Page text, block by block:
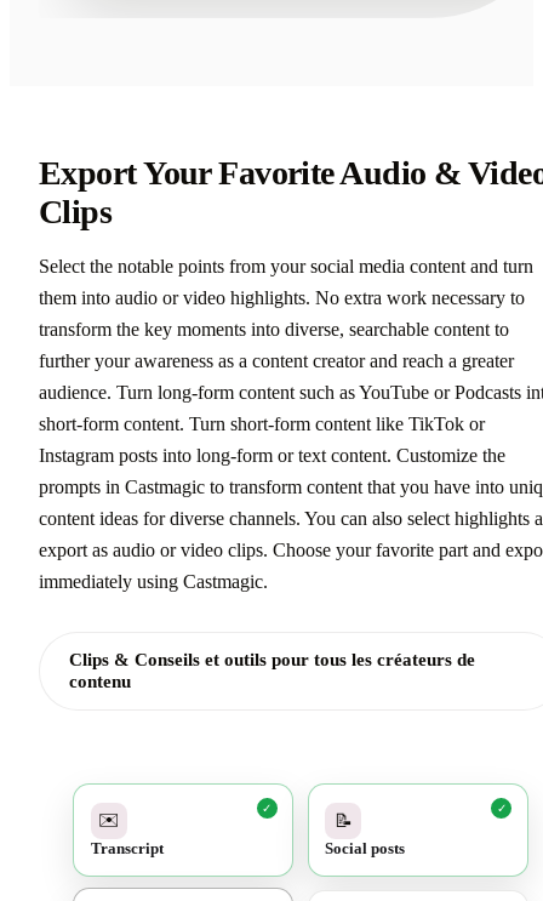
Export Your Favorite Audio &
Clips
Select the notable points from your social media content and turn
them into audio or video highlights. No extra work necessary to
transform the key moments into diverse, searchable content to
further your awareness as a content creator and reach a greater
audience. Turn long-form content such as YouTube or Podcasts
short-form content. Turn short-form content like TikTok or
Instagram posts into long-form or text content. Customize the
prompts in Castmagic to transform content that you have into
content ideas for diverse channels. You can also select highlights
export as audio or video clips. Choose your favorite part and
immediately using Castmagic.
Clips & Conseils et outils pour tous les créateurs de
contenu
✉️
Transcript
✓
📝
Social posts
✓